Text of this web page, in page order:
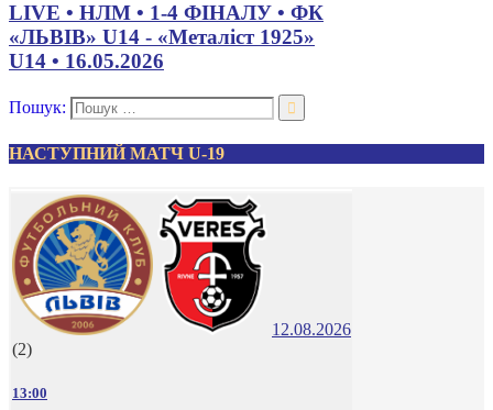
LIVE • НЛМ • 1-4 ФІНАЛУ • ФК
«ЛЬВІВ» U14 - «Металіст 1925»
U14 • 16.05.2026
Пошук:
НАСТУПНИЙ МАТЧ U-19
12.08.2026
(2)
13:00